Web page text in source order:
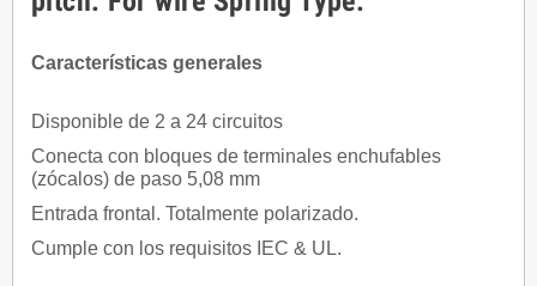
Características generales
Disponible de 2 a 24 circuitos
Conecta con bloques de terminales enchufables
(zócalos) de paso 5,08 mm
Entrada frontal. Totalmente polarizado.
Cumple con los requisitos IEC & UL.